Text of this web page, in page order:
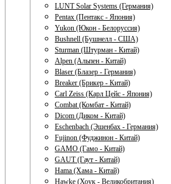
LUNT Solar Systems (Германия)
Pentax (Пентакс - Япония)
Yukon (Юкон - Белоруссия)
Bushnell (Бушнелл - США)
Sturman (Штурман - Китай)
Alpen (Альпен - Китай)
Blaser (Блазер - Германия)
Breaker (Брикер - Китай)
Carl Zeiss (Карл Цейс - Япония)
Combat (Комбат - Китай)
Dicom (Диком - Китай)
Eschenbach (Эшенбах - Германия)
Fujinon (Фуджинон - Китай)
GAMO (Гамо - Китай)
GAUT (Гаут - Китай)
Hama (Хама - Китай)
Hawke (Хоук - Великобритания)